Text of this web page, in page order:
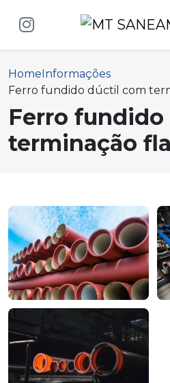
HomeInformações
Ferro fundido dúctil com
Ferro
terminação